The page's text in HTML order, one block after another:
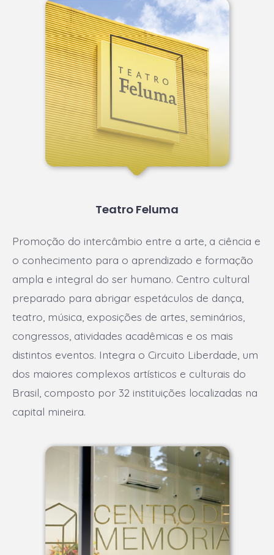
Teatro Feluma
Promoção do intercâmbio entre a arte, a ciência e
o conhecimento para o aprendizado e formação
ampla e integral do ser humano. Centro cultural
preparado para abrigar espetáculos de dança,
teatro, música, exposições de artes, seminários,
congressos, atividades acadêmicas e os mais
distintos eventos. Integra o Circuito Liberdade, um
dos maiores complexos artísticos e culturais do
Brasil, composto por 32 instituições localizadas na
capital mineira.